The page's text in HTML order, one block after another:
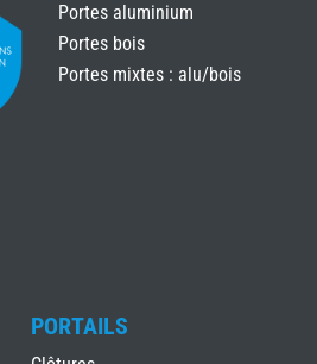
Portes aluminium
Portes bois
Portes mixtes : alu/bois
PORTAILS